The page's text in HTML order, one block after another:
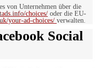
von Unternehmen über die
choices/ oder die EU-
your-ad-choices/ verwalten.
Social